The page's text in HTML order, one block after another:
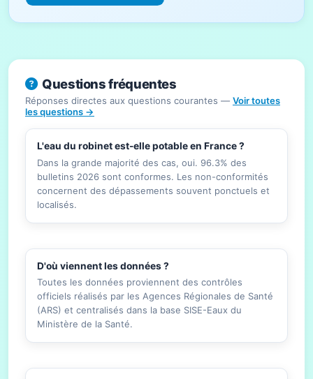
Questions fréquentes
Réponses directes aux questions courantes — Voir toutes
les questions →
L'eau du robinet est-elle potable en France ?
Dans la grande majorité des cas, oui. 96.3% des
bulletins 2026 sont conformes. Les non-conformités
concernent des dépassements souvent ponctuels et
localisés.
D'où viennent les données ?
Toutes les données proviennent des contrôles
officiels réalisés par les Agences Régionales de Santé
(ARS) et centralisés dans la base SISE-Eaux du
Ministère de la Santé.